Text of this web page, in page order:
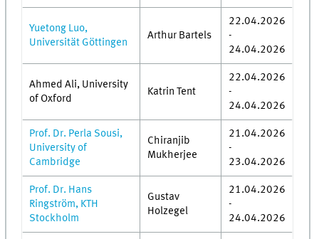
Yuetong Luo,
Universität Göttingen
Arthur Bartels
22.04.2026
-
24.04.2026
Ahmed Ali, University
of Oxford
Katrin Tent
22.04.2026
-
24.04.2026
Prof. Dr. Perla Sousi,
University of
Cambridge
Chiranjib
Mukherjee
21.04.2026
-
23.04.2026
Prof. Dr. Hans
Ringström, KTH
Stockholm
Gustav
Holzegel
21.04.2026
-
24.04.2026